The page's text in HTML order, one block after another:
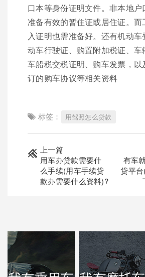
口本等身份证明文件。非本地
准备有效的暂住证或居住证。而
入证明也需准备好。还有机动
动车行驶证、购置附加税证、车
车船税交税证明、购车发票，
订的购车协议等相关资料
标签： 用驾照怎么贷款
上一篇
用车办贷款需要什
么手续(用车手续贷
款办需要什么资料)?
有车
贷平